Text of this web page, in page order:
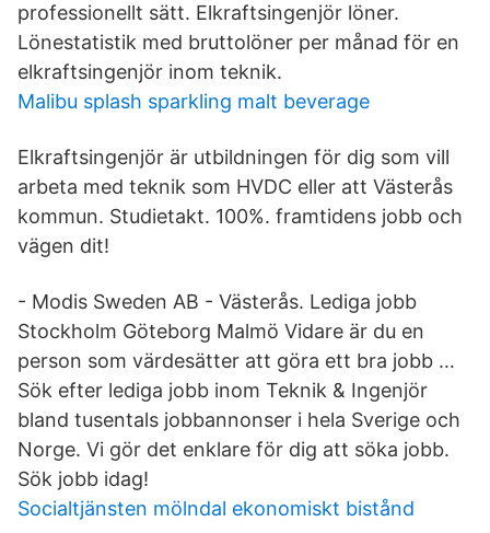
professionellt sätt. Elkraftsingenjör löner.
Lönestatistik med bruttolöner per månad för en
elkraftsingenjör inom teknik.
Malibu splash sparkling malt beverage
Elkraftsingenjör är utbildningen för dig som vill
arbeta med teknik som HVDC eller att Västerås
kommun. Studietakt. 100%. framtidens jobb och
vägen dit!
- Modis Sweden AB - Västerås. Lediga jobb
Stockholm Göteborg Malmö Vidare är du en
person som värdesätter att göra ett bra jobb …
Sök efter lediga jobb inom Teknik & Ingenjör
bland tusentals jobbannonser i hela Sverige och
Norge. Vi gör det enklare för dig att söka jobb.
Sök jobb idag!
Socialtjänsten mölndal ekonomiskt bistånd